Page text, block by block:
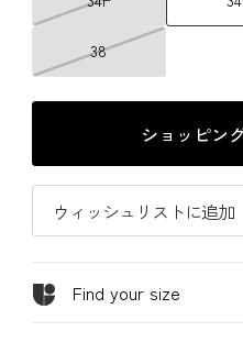
38
ショッピン
ウィッシュリストに追加
Find your size